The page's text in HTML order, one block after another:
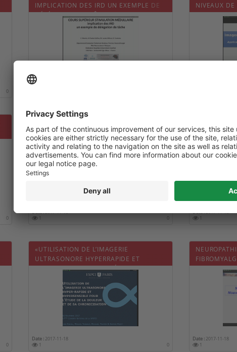
0
IMPLICATION DES IRD UN EXEMPLE DE
DÉLÉGATION DE TÂCHE
Date :
NIVEAUX DE
0
RÉGION RETOURS D’EXPÉRIENCES
LABELLISATION 2017 DE LA SDC DU 41
Date :2017-11-18
1
0
RÉGION
RCP RACHIS
OCCITANIE
Date :2017-11-18
1
0
«UTILISATION DE L’IMAGERIE
ULTRASONORE HYPERRAPIDE ET
HYPERSENSIBLE POUR L’ÉTUDE DE LA
DOULEUR ET SA CHRONICISATION»
Date : 2017-11-18
1
0
Date :2017-11-18
1